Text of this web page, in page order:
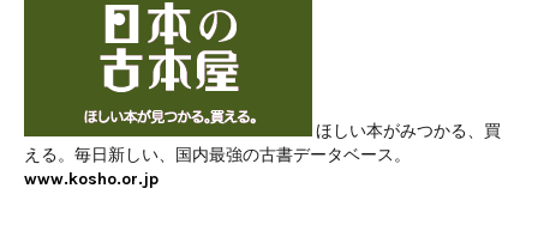
ほしい本がみつかる、買
える。毎日新しい、国内最強の古書データベース。
www.kosho.or.jp